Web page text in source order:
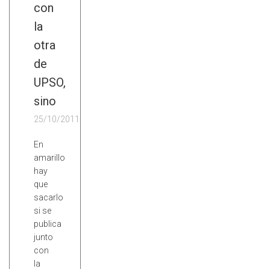
con
la
otra
de
UPSO,
sino
25/10/2011
En
amarillo
hay
que
sacarlo
si se
publica
junto
con
la